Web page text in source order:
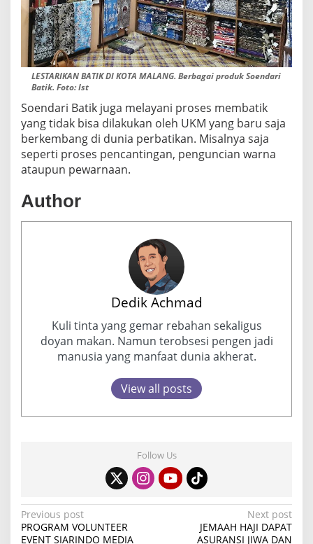
LESTARIKAN BATIK DI KOTA MALANG. Berbagai produk Soendari
Batik. Foto: Ist
Soendari Batik juga melayani proses membatik
yang tidak bisa dilakukan oleh UKM yang baru saja
berkembang di dunia perbatikan. Misalnya saja
seperti proses pencantingan, penguncian warna
ataupun pewarnaan.
Author
Dedik Achmad
Kuli tinta yang gemar rebahan sekaligus
doyan makan. Namun terobsesi pengen jadi
manusia yang manfaat dunia akherat.
View all posts
Follow Us
P
o
Previous post
PROGRAM VOLUNTEER
EVENT SIARINDO MEDIA
Next post
JEMAAH HAJI DAPAT
ASURANSI JIWA DAN